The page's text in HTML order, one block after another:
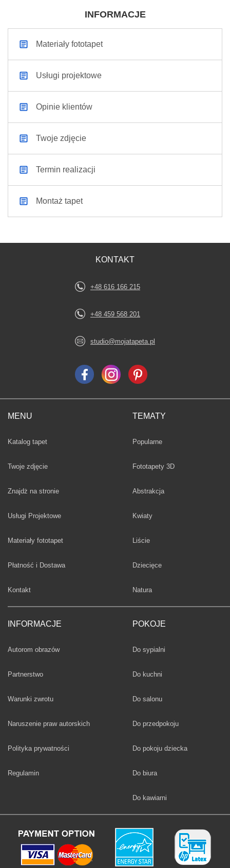
INFORMACJE
Materiały fototapet
Usługi projektowe
Opinie klientów
Twoje zdjęcie
Termin realizacji
Montaż tapet
MENU
Katalog tapet
Twoje zdjęcie
Znajdż na stronie
Usługi Projektowe
Materiały fototapet
Płatność i Dostawa
Kontakt
INFORMACJE
Autorom obrazów
Partnerstwo
Warunki zwrotu
Naruszenie praw autorskich
Polityka prywatności
Regulamin
TEMATY
Fototapety
Popularne
Fototapety 3D
Fototapety
Abstrakcja
Fototapety
Kwiaty
Fototapety
Liście
Fototapety
Dziecięce
Fototapety
Natura
POKOJE
Fototapety
Do sypialni
Fototapety
Do kuchni
Fototapety
Do salonu
Fototapety
Do przedpokoju
Fototapety
Do pokoju dziecka
Fototapety
Do biura
Fototapety
Do kawiarni
KONTAKT
+48 616 166 215
+48 459 568 201
studio@mojatapeta.pl